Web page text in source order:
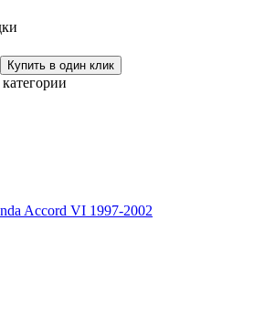
Купить в один клик
Accord VI 1997-2002